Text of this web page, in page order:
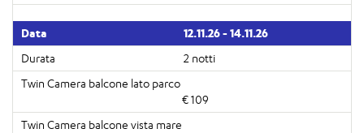
12.11.26 - 14.11.26
2 notti
€ 109